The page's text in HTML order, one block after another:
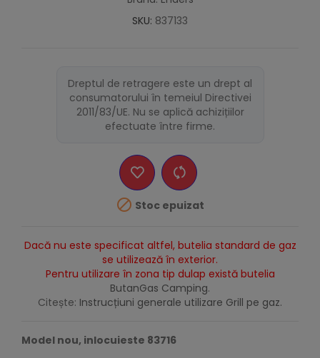
SKU: 837133
Dreptul de retragere este un drept al
consumatorului în temeiul Directivei
2011/83/UE. Nu se aplică achizițiilor
efectuate între firme.
 Stoc epuizat
Dacă nu este specificat altfel, butelia standard de gaz
se utilizează în exterior.
Pentru utilizare în zona tip dulap există butelia
ButanGas Camping.
Citește: Instrucțiuni generale utilizare Grill pe gaz.
Model nou, inlocuieste 83716